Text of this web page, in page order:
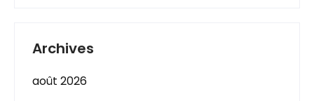
Archives
août 2026